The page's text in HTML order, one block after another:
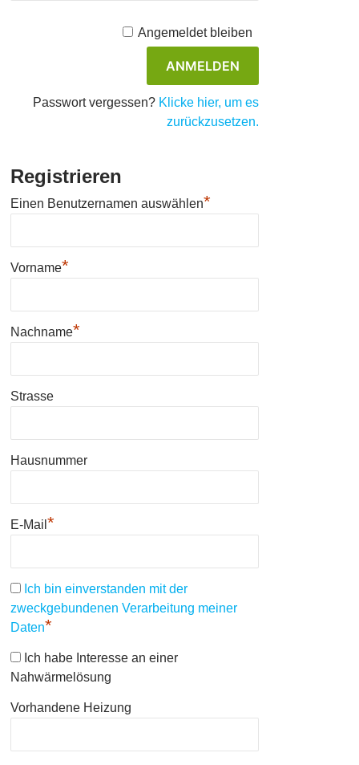
Angemeldet bleiben
Passwort vergessen? Klicke hier, um es
zurückzusetzen.
Registrieren
Einen Benutzernamen auswählen*
Vorname*
Nachname*
Strasse
Hausnummer
E-Mail *
Ich bin einverstanden mit der
zweckgebundenen Verarbeitung meiner
Daten*
Ich habe Interesse an einer
Nahwärmelösung
Vorhandene Heizung